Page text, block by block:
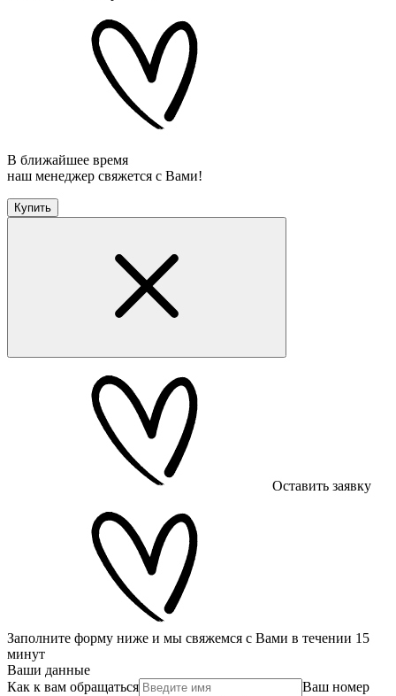
В ближайшее время
наш менеджер свяжется с Вами!
Купить
Оставить заявку
Заполните форму ниже и мы свяжемся с Вами в течении 15
минут
Ваши данные
Как к вам обращаться
Ваш номер